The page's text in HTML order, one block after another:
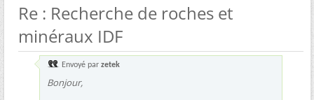
Re : Recherche de roches et
minéraux IDF
Envoyé par zetek
Bonjour,